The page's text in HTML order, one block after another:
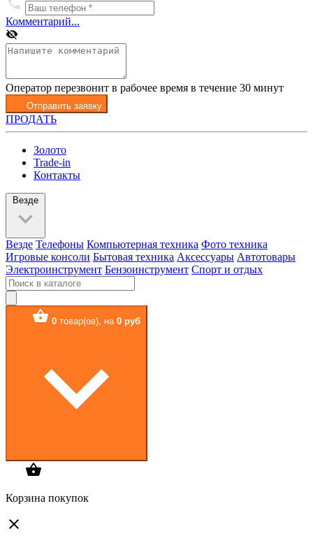
Комментарий...
Оператор перезвонит в рабочее время в течение 30 минут
Отправить заявку
ПРОДАТЬ
Золото
Trade-in
Контакты
Везде
Везде Телефоны Компьютерная техника Фото техника
Игровые консоли Бытовая техника Аксессуары Автотовары
Электроинструмент Бензоинструмент Спорт и отдых
0 товар(ов), на 0 руб
Корзина покупок